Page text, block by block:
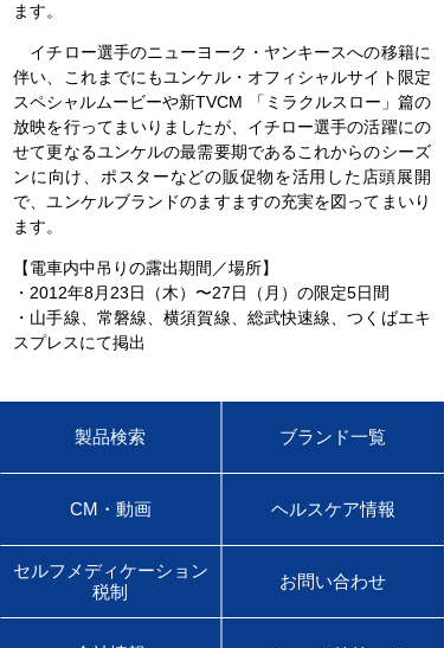
ます。
イチロー選手のニューヨーク・ヤンキースへの移籍に
伴い、これまでにもユンケル・オフィシャルサイト限定
スペシャルムービーや新TVCM 「ミラクルスロー」篇の
放映を行ってまいりましたが、イチロー選手の活躍にの
せて更なるユンケルの最需要期であるこれからのシーズ
ンに向け、ポスターなどの販促物を活用した店頭展開
で、ユンケルブランドのますますの充実を図ってまいり
ます。
【電車内中吊りの露出期間／場所】
・2012年8月23日（木）〜27日（月）の限定5日間
・山手線、常磐線、横須賀線、総武快速線、つくばエキ
スプレスにて掲出
製品検索 ブランド一覧
CM・動画 ヘルスケア情報
セルフメディケーション
税制
お問い合わせ